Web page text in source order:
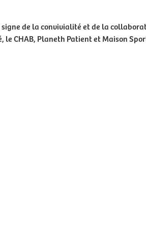
de la convivialité et de la
CHAB, Planeth Patient et Maison